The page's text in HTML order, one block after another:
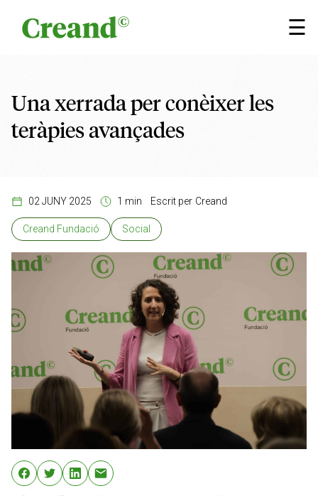
☰
×
Una xerrada per conèixer les
teràpies avançades
02 JUNY 2025 1 min Escrit per Creand
Creand Fundació Social